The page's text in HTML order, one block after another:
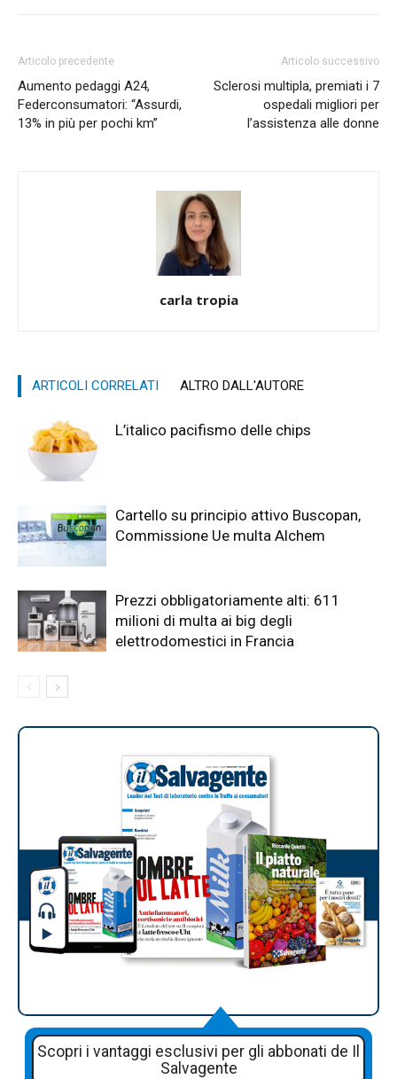
Articolo precedente
Aumento pedaggi A24,
Federconsumatori: “Assurdi,
13% in più per pochi km”
Articolo successivo
Sclerosi multipla, premiati i 7
ospedali migliori per
l’assistenza alle donne
carla tropia
ARTICOLI CORRELATI ALTRO DALL'AUTORE
L’italico pacifismo delle chips
Cartello su principio attivo Buscopan,
Commissione Ue multa Alchem
Prezzi obbligatoriamente alti: 611
milioni di multa ai big degli
elettrodomestici in Francia
Scopri i vantaggi esclusivi per gli abbonati de Il
Salvagente